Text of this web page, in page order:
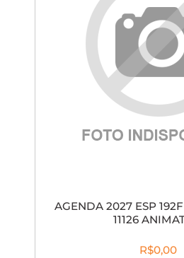
AGENDA 2027 ESP
11126
R$0,00